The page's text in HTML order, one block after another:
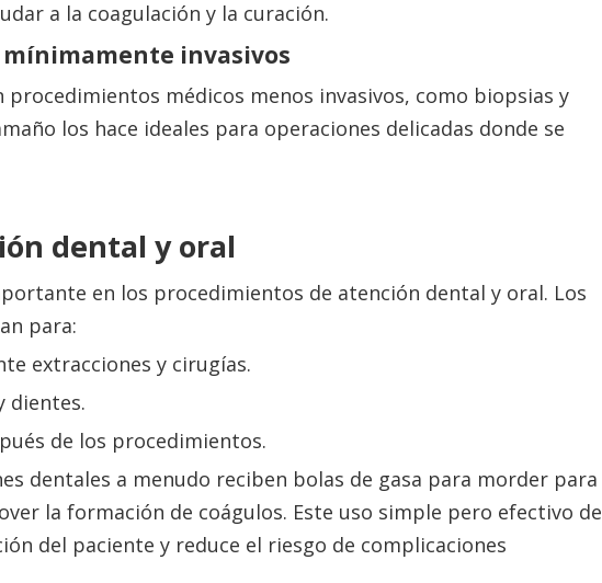
a la coagulación y la curación.
invasivos
procedimientos médicos menos invasivos, como biopsias y
los hace ideales para operaciones delicadas donde se
dental y oral
en los procedimientos de atención dental y oral. Los
para:
extracciones y cirugías.
dientes.
de los procedimientos.
dentales a menudo reciben bolas de gasa para morder para
la formación de coágulos. Este uso simple pero efectivo de
del paciente y reduce el riesgo de complicaciones